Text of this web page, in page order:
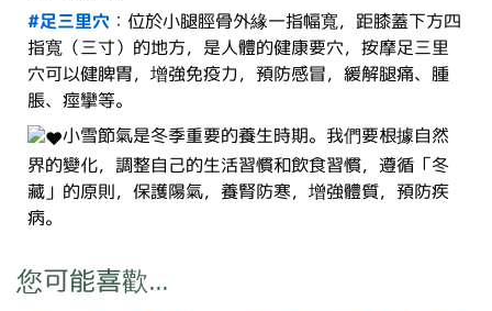
#足三里穴 ：位於小腿脛骨外緣一指幅寬，距膝蓋下方四
指寬（三寸）的地方，是人體的健康要穴，按摩足三里
穴可以健脾胃，增強免疫力，預防感冒，緩解腿痛、腫
脹、痙攣等。
小雪節氣是冬季重要的養生時期。我們要根據自然
界的變化，調整自己的生活習慣和飲食習慣，遵循「冬
藏」的原則，保護陽氣，養腎防寒，增強體質，預防疾
病。
您可能喜歡...